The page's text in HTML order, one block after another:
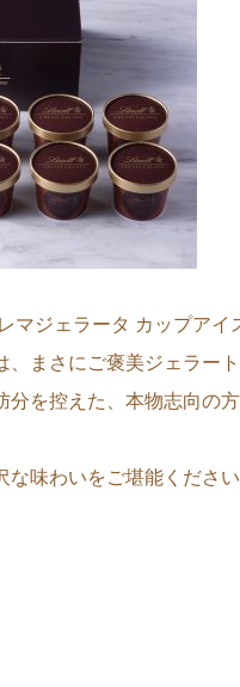
マジェラータ カップア
まさにご褒美ジェラー
を控えた、本物志向の
味わいをご堪能ください